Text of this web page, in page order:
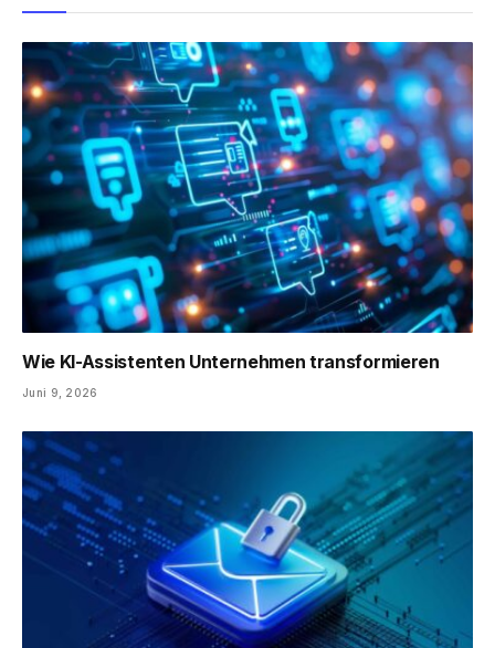
Wie KI-Assistenten Unternehmen transformieren
Juni 9, 2026